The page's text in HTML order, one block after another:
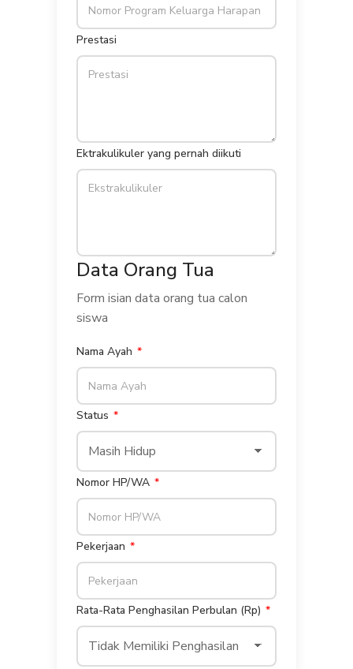
Prestasi
Ektrakulikuler yang pernah diikuti
Data Orang Tua
Form isian data orang tua calon
siswa
Nama Ayah
Status
Nomor HP/WA
Pekerjaan
Rata-Rata Penghasilan Perbulan (Rp)